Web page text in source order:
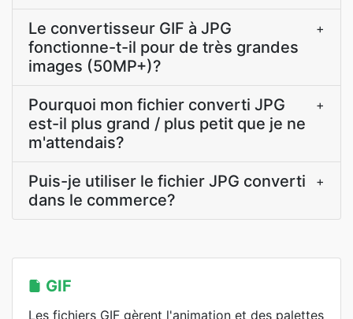
Le convertisseur GIF à JPG
fonctionne-t-il pour de très grandes
images (50MP+)?
+
Pourquoi mon fichier converti JPG
est-il plus grand / plus petit que je ne
m'attendais?
+
Puis-je utiliser le fichier JPG converti
dans le commerce?
+
GIF
Les fichiers GIF gèrent l'animation et des palettes